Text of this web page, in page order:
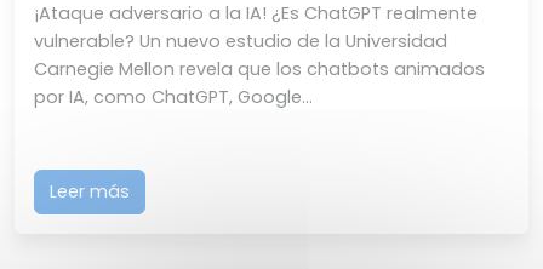
¡Ataque adversario a la IA! ¿Es ChatGPT realmente
vulnerable? Un nuevo estudio de la Universidad
Carnegie Mellon revela que los chatbots animados
por IA, como ChatGPT, Google...
Leer más